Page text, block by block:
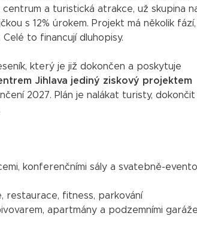
a turistická atrakce, už skupina
s 12% úrokem. Projekt má několik fází,
to financují dluhopisy.
který je již dokončen a poskytuje
Jihlava jediný ziskový projektem
2027. Plán je nalákat turisty, dokončit
konferenčními sály a svatebně-
restaurace, fitness, parkování
apartmány a podzemními